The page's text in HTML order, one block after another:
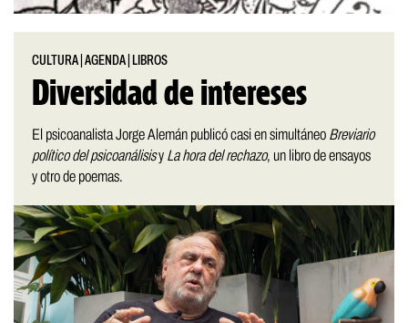
CULTURA |AGENDA LIBROS
Diversidad de intereses
El psicoanalista Jorge Alemán publicó casi en simultáneo Breviario
político del psicoanálisisy La hora del rechazo, un libro de ensayos
y otro de poemas.